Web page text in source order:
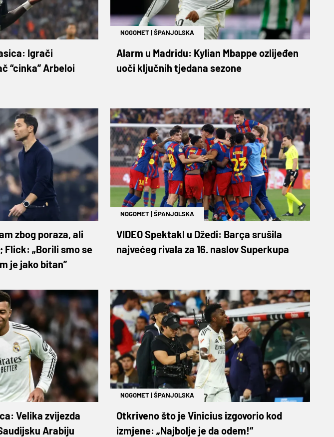
Igrači
“cinka” Arbeloi
NOGOMET|ŠPANJOLSKA
Alarm u Madridu: Kylian Mbappe ozlijeđen
uoči ključnih tjedana sezone
zbog poraza, ali
Flick: „Borili smo se
je jako bitan”
NOGOMET|ŠPANJOLSKA
VIDEO Spektakl u Džedi: Barça srušila
najvećeg rivala za 16. naslov Superkupa
Velika zvijezda
Arabiju
NOGOMET|ŠPANJOLSKA
Otkriveno što je Vinicius izgovorio kod
izmjene: „Najbolje je da odem!“